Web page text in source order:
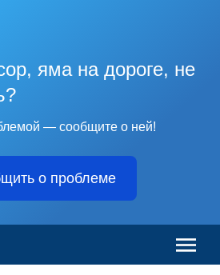
яма на дороге, не
— сообщите о ней!
о проблеме